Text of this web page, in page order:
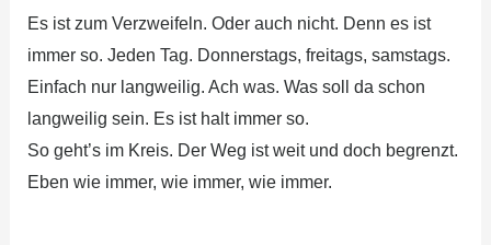
Es ist zum Verzweifeln. Oder auch nicht. Denn es ist
immer so. Jeden Tag. Donnerstags, freitags, samstags.
Einfach nur langweilig. Ach was. Was soll da schon
langweilig sein. Es ist halt immer so.
So geht’s im Kreis. Der Weg ist weit und doch begrenzt.
Eben wie immer, wie immer, wie immer.